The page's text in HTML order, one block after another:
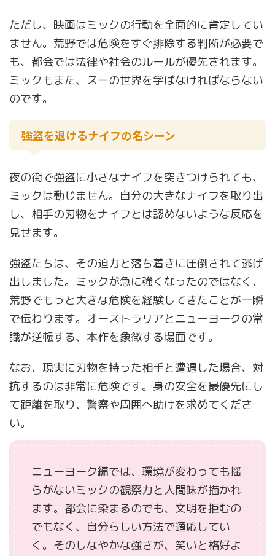
ただし、映画はミックの行動を全面的に肯定してい
ません。荒野では危険をすぐ排除する判断が必要で
も、都会では法律や社会のルールが優先されます。
ミックもまた、スーの世界を学ばなければならない
のです。
強盗を退けるナイフの名シーン
夜の街で強盗に小さなナイフを突きつけられても、
ミックは動じません。自分の大きなナイフを取り出
し、相手の刃物をナイフとは認めないような反応を
見せます。
強盗たちは、その迫力と落ち着きに圧倒されて逃げ
出しました。ミックが急に強くなったのではなく、
荒野でもっと大きな危険を経験してきたことが一瞬
で伝わります。オーストラリアとニューヨークの常
識が逆転する、本作を象徴する場面です。
なお、現実に刃物を持った相手と遭遇した場合、対
抗するのは非常に危険です。身の安全を最優先にし
て距離を取り、警察や周囲へ助けを求めてくださ
い。
ニューヨーク編では、環境が変わっても揺
らがないミックの観察力と人間味が描かれ
ます。都会に染まるのでも、文明を拒むの
でもなく、自分らしい方法で適応してい
く。そのしなやかな強さが、笑いと格好よ